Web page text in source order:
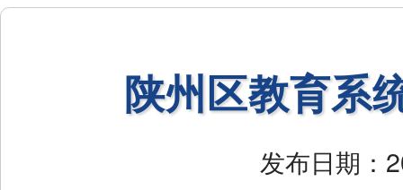
陕州区教育系
发布日期：